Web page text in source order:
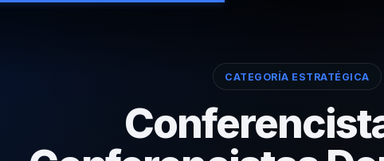
CATEGORÍA ESTRATÉGICA